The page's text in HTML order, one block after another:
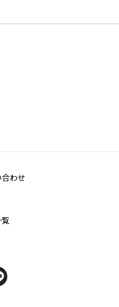
わせ